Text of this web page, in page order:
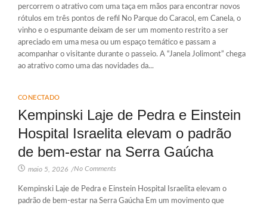
percorrem o atrativo com uma taça em mãos para encontrar novos
rótulos em três pontos de refil No Parque do Caracol, em Canela, o
vinho e o espumante deixam de ser um momento restrito a ser
apreciado em uma mesa ou um espaço temático e passam a
acompanhar o visitante durante o passeio. A “Janela Jolimont” chega
ao atrativo como uma das novidades da...
CONECTADO
Kempinski Laje de Pedra e Einstein
Hospital Israelita elevam o padrão
de bem-estar na Serra Gaúcha
maio 5, 2026 /No Comments
Kempinski Laje de Pedra e Einstein Hospital Israelita elevam o
padrão de bem-estar na Serra Gaúcha Em um movimento que